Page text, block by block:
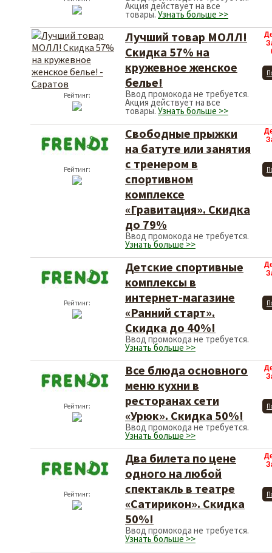
Акция действует на все
товары. Узнать больше >>
Рейтинг:
Лучший товар МОЛЛ!
Скидка 57% на
кружевное женское
белье!
Ввод промокода не требуется.
Акция действует на все
товары. Узнать больше >>
Рейтинг:
Свободные прыжки
на батуте или занятия
с тренером в
спортивном
комплексе
«Гравитация». Скидка
до 79%
Ввод промокода не требуется.
Узнать больше >>
Рейтинг:
Детские спортивные
комплексы в
интернет-магазине
«Ранний старт».
Скидка до 40%!
Ввод промокода не требуется.
Узнать больше >>
Рейтинг:
Все блюда основного
меню кухни в
ресторанах сети
«Урюк». Скидка 50%!
Ввод промокода не требуется.
Узнать больше >>
Рейтинг:
Два билета по цене
одного на любой
спектакль в театре
«Сатирикон». Скидка
50%!
Ввод промокода не требуется.
Узнать больше >>